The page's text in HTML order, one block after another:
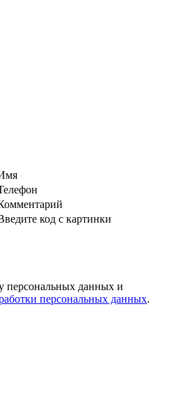
код с картинки
персональных данных и
персональных данных.